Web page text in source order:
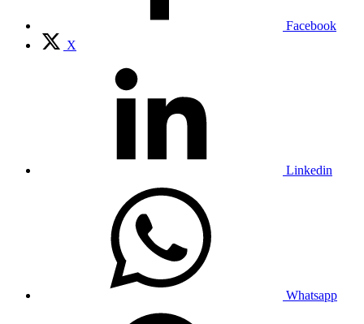
Facebook
X
Linkedin
Whatsapp